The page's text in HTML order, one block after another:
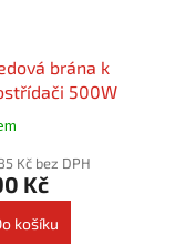
brána k
500W
Kč bez DPH
Kč
košíku